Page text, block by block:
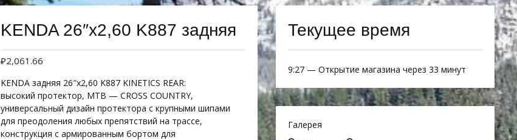
KENDA 26″х2,60 K887 задняя
₽2,061.66
KENDA задняя 26″х2,60 K887 KINETICS REAR:
высокий протектор, MTB — CROSS COUNTRY,
универсальный дизайн протектора с крупными шипами
для преодоления любых препятствий на трассе,
конструкция с армированным бортом для
Текущее время
9:27 — Открытие магазина через 33 минут
Галерея